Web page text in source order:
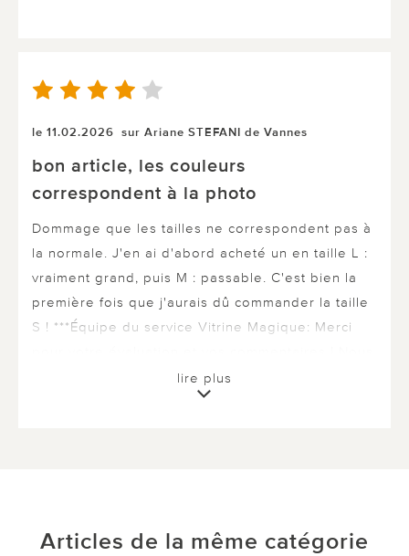
le 11.02.2026 sur Ariane STEFANI de Vannes
bon article, les couleurs
correspondent à la photo
Dommage que les tailles ne correspondent pas à
la normale. J'en ai d'abord acheté un en taille L :
vraiment grand, puis M : passable. C'est bien la
première fois que j'aurais dû commander la taille
S ! ***Équipe du service Vitrine Magique: Merci
sommes ravis que les leggings et les couleurs
vous plaisent. Nous regrettons que les tailles ne
1 sur 1 ont trouvé cette évaluation utile.
lire plus
Articles de la même catégorie